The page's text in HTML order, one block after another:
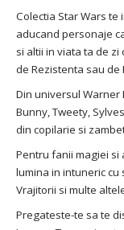
Colectia Star Wars
aducand personaje
si altii in viata ta de
de Rezistenta sau de
Din universul Warner
Bunny, Tweety,
din copilarie si
Pentru fanii magiei si
lumina in intuneric cu
Vrajitorii si multe
Pregateste-te sa te